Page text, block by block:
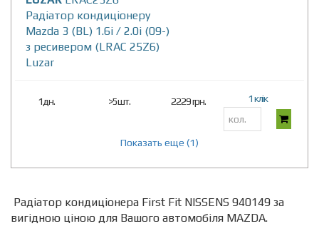
Радіатор кондиціонеру
Mazda 3 (BL) 1.6i / 2.0i (09-)
з ресивером (LRAC 25Z6)
Luzar
1дн. >5шт. 2229 грн. 1 клік
Показать еще (1)
Радіатор кондиціонера First Fit NISSENS 940149 за
вигідною ціною для Вашого автомобіля MAZDA.